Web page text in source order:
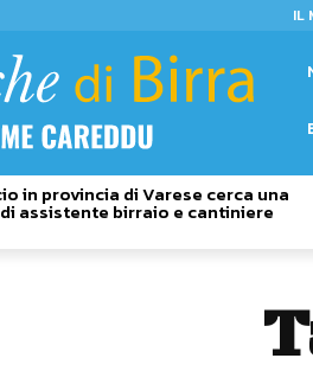
IL
in provincia di Varese cerca una
assistente birraio e cantiniere